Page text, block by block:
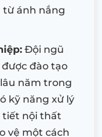
từ ánh nắng
Đội ngũ
đào tạo
năm trong
kỹ năng xử lý
tiết nội thất
vệ một cách